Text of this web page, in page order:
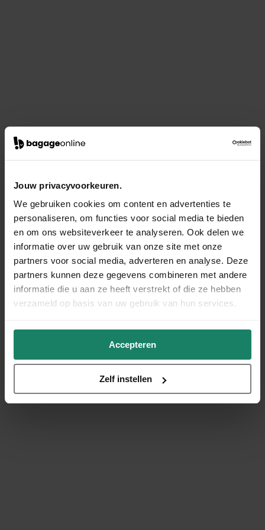
Jouw privacyvoorkeuren.
We gebruiken cookies om content en advertenties te
personaliseren, om functies voor social media te bieden
en om ons websiteverkeer te analyseren. Ook delen we
informatie over uw gebruik van onze site met onze
partners voor social media, adverteren en analyse. Deze
partners kunnen deze gegevens combineren met andere
informatie die u aan ze heeft verstrekt of die ze hebben
verzameld op basis van uw gebruik van hun services.
Accepteren
Zelf instellen